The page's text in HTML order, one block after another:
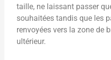
taille, ne laissant passer
souhaitées tandis que les
renvoyées vers la zone de
ultérieur.